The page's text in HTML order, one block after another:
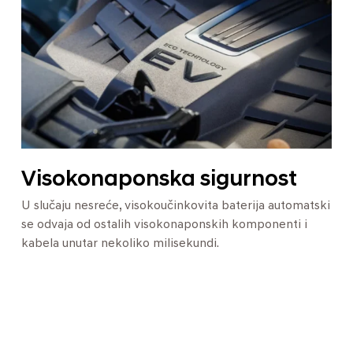
Visokonaponska sigurnost
U slučaju nesreće, visokoučinkovita baterija automatski
se odvaja od ostalih visokonaponskih komponenti i
kabela unutar nekoliko milisekundi.